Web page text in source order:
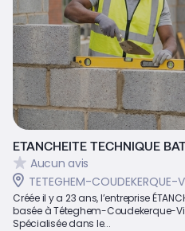
ETANCHEITE TECHNIQUE
Aucun avis
TETEGHEM-COUDEKERQUE-
Créée il y a 23 ans, l’entreprise
basée à Téteghem-Coudekerque-
Spécialisée dans le...